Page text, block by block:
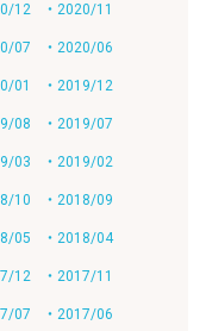
12 ・2020/11
07 ・2020/06
01 ・2019/12
08 ・2019/07
03 ・2019/02
10 ・2018/09
05 ・2018/04
12 ・2017/11
07 ・2017/06